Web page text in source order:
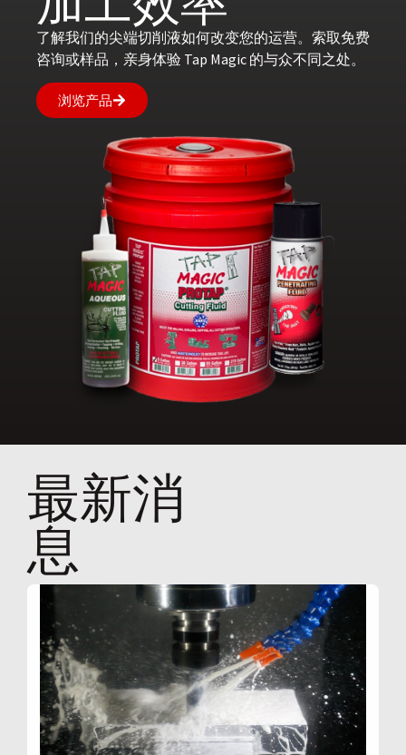
了解我们的尖端切削液如何改变您的运营。索取免费
咨询或样品，亲身体验 Tap Magic 的与众不同之处。
浏览产品
最新消
息